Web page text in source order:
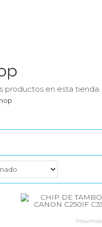
productos en esta tienda.
Insumos